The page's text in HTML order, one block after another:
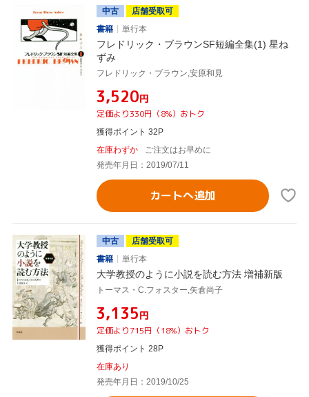
中古
店舗受取可
書籍
単行本
フレドリック・ブラウンSF短編全集(1) 星ね
ずみ
フレドリック・ブラウン,安原和見
¥3,520円
定価より330円（8%）おトク
獲得ポイント 32P
在庫わずか
ご注文はお早めに
発売年月日：2019/07/11
カートへ追加
中古
店舗受取可
書籍
単行本
大学教授のように小説を読む方法 増補新版
トーマス・C.フォスター,矢倉尚子
¥3,135円
定価より715円（18%）おトク
獲得ポイント 28P
在庫あり
発売年月日：2019/10/25